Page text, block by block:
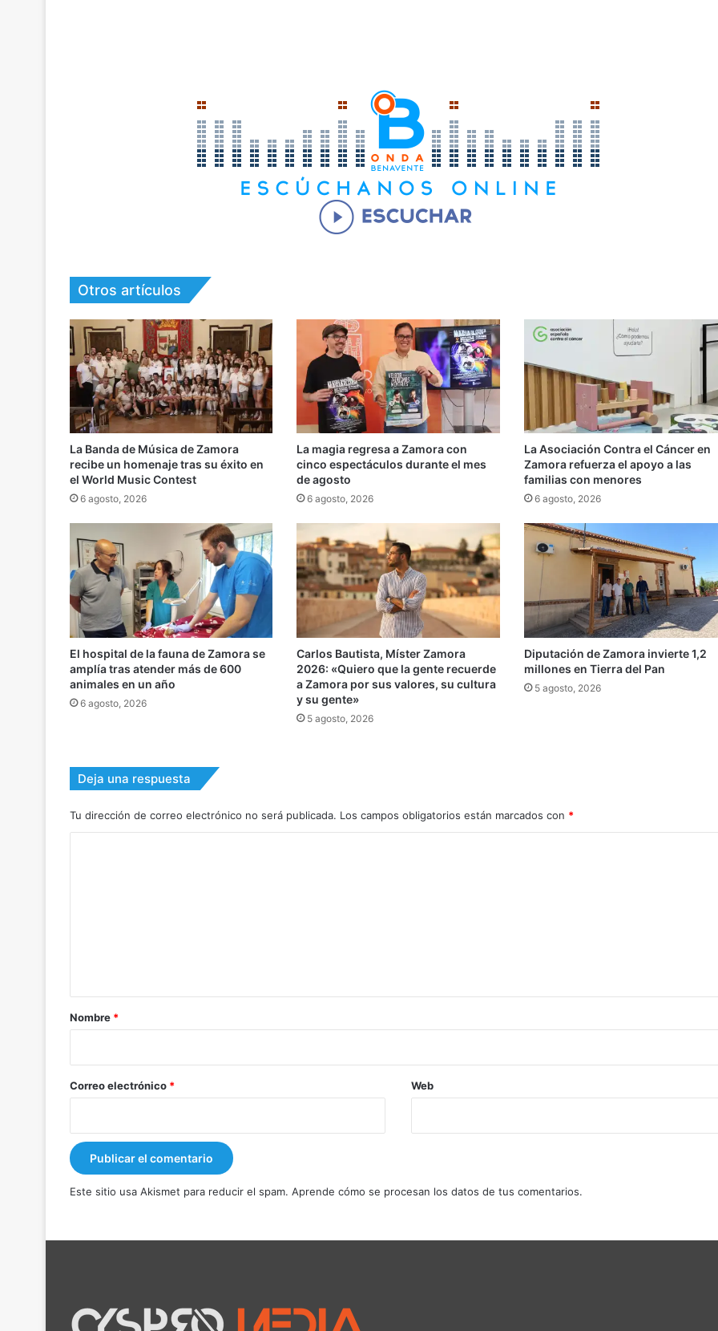
Otros artículos
La Banda de Música de Zamora
recibe un homenaje tras su éxito en
el World Music Contest
6 agosto, 2026
La magia regresa a Zamora con
cinco espectáculos durante el mes
de agosto
6 agosto, 2026
La Asociación Contra el Cáncer en
Zamora refuerza el apoyo a las
familias con menores
6 agosto, 2026
El hospital de la fauna de Zamora se
amplía tras atender más de 600
animales en un año
6 agosto, 2026
Carlos Bautista, Míster Zamora
2026: «Quiero que la gente recuerde
a Zamora por sus valores, su cultura
y su gente»
5 agosto, 2026
Diputación de Zamora invierte 1,2
millones en Tierra del Pan
5 agosto, 2026
Deja una respuesta
Tu dirección de correo electrónico no será publicada. Los campos obligatorios están marcados con *
r
*
Nombre *
Correo electrónico * Web
Este sitio usa Akismet para reducir el spam. Aprende cómo se procesan los datos de tus comentarios.